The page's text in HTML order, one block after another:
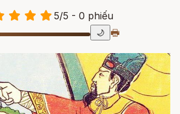
5/5 - 0 phiếu
🌙 🖶